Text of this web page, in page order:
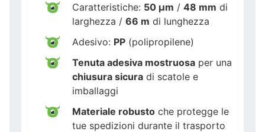
Caratteristiche: 50 µm / 48 mm di
larghezza / 66 m di lunghezza
Adesivo: PP (polipropilene)
Tenuta adesiva mostruosa per una
chiusura sicura di scatole e
imballaggi
Materiale robusto che protegge le
tue spedizioni durante il trasporto